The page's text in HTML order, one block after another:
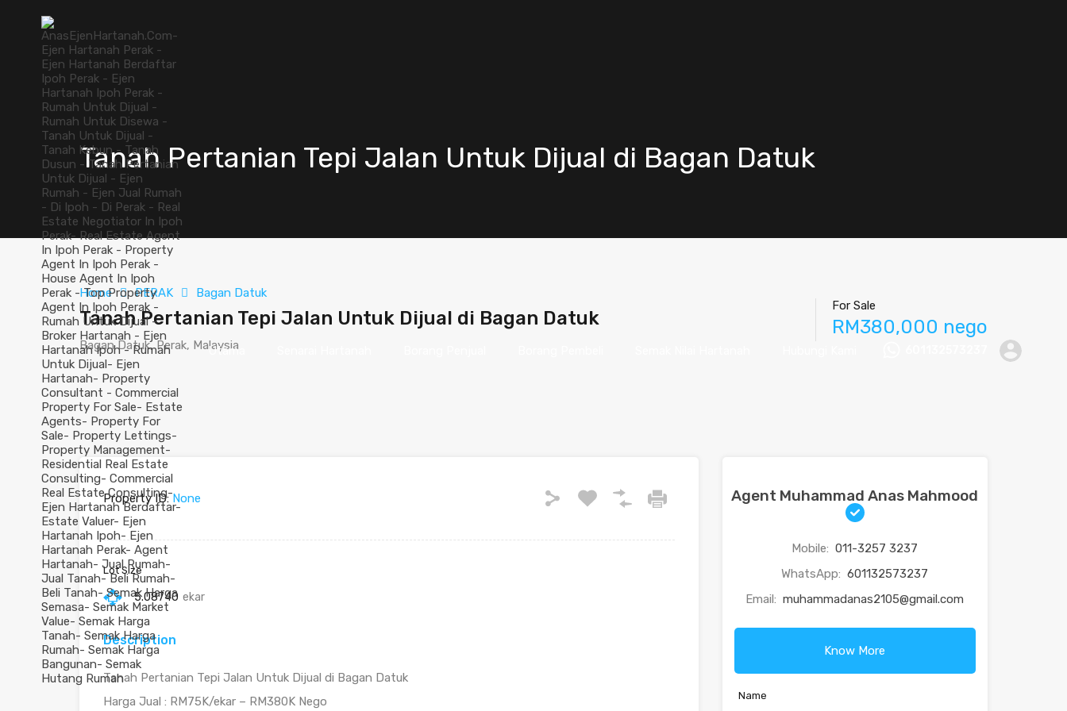
Utama
Tanah Pertanian Tepi Jalan Untuk Dijual di Bagan Datuk
Home PERAK Bagan Datuk
Tanah Pertanian Tepi Jalan Untuk Dijual di Bagan Datuk
Bagan Datuk, Perak, Malaysia
For Sale
RM380,000 nego
Property ID:None
Lot Size
5.08740 ekar
Description
Tanah Pertanian Tepi Jalan Untuk Dijual di Bagan Datuk
Harga Jual : RM75K/ekar – RM380K Nego
Agent Muhammad Anas Mahmood
Mobile: 011-3257 3237
WhatsApp: 601132573237
Email: muhammadanas2105@gmail.com
Know More
Name